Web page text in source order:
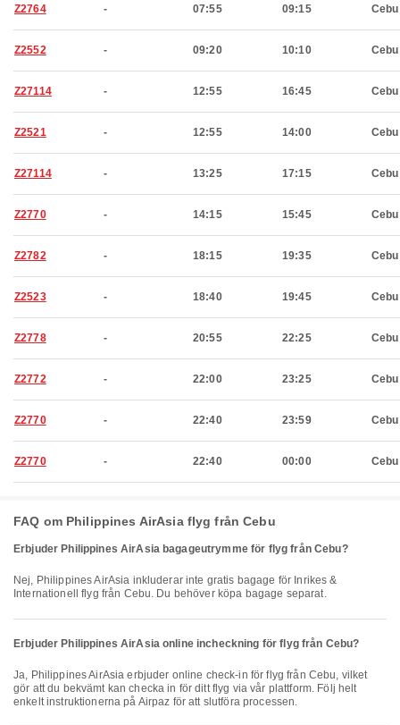
Z2764 - 07:55 09:15 Cebu
Z2552 - 09:20 10:10 Cebu
Z27114 - 12:55 16:45 Cebu
Z2521 - 12:55 14:00 Cebu
Z27114 - 13:25 17:15 Cebu
Z2770 - 14:15 15:45 Cebu
Z2782 - 18:15 19:35 Cebu
Z2523 - 18:40 19:45 Cebu
Z2778 - 20:55 22:25 Cebu
Z2772 - 22:00 23:25 Cebu
Z2770 - 22:40 23:59 Cebu
Z2770 - 22:40 00:00 Cebu
FAQ om Philippines AirAsia flyg från Cebu
Erbjuder Philippines AirAsia bagageutrymme för flyg från Cebu?
Nej, Philippines AirAsia inkluderar inte gratis bagage för Inrikes &
Internationell flyg från Cebu. Du behöver köpa bagage separat.
Erbjuder Philippines AirAsia online incheckning för flyg från Cebu?
Ja, Philippines AirAsia erbjuder online check-in för flyg från Cebu, vilket
gör att du bekvämt kan checka in för ditt flyg via vår plattform. Följ helt
enkelt instruktionerna på Airpaz för att slutföra processen.